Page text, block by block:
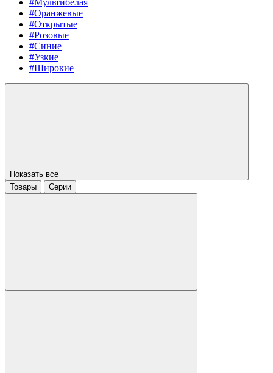
#Мультибелая
#Оранжевые
#Открытые
#Розовые
#Синие
#Узкие
#Широкие
Показать все
Товары
Серии